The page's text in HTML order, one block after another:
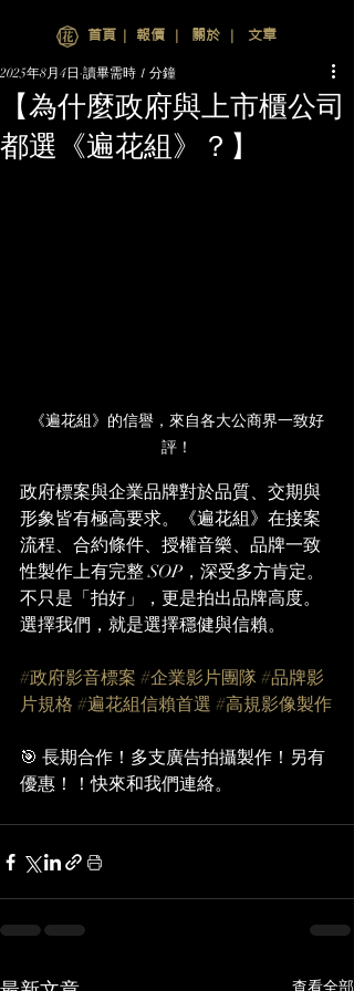
首頁 ∣ 報價 ∣ 關於 ∣ 文章
【為什麼政府與上市櫃公司
都選《遍花組》？】
2025年8月4日 讀畢需時 1 分鐘
《遍花組》的信譽，來自各大公商界一致好
評！
政府標案與企業品牌對於品質、交期與
形象皆有極高要求。《遍花組》在接案
流程、合約條件、授權音樂、品牌一致
性製作上有完整 SOP，深受多方肯定。
不只是「拍好」，更是拍出品牌高度。
選擇我們，就是選擇穩健與信賴。
#政府影音標案 #企業影片團隊 #品牌影
片規格 #遍花組信賴首選 #高規影像製作
🎯 長期合作！多支廣告拍攝製作！另有
優惠！！快來和我們連絡。